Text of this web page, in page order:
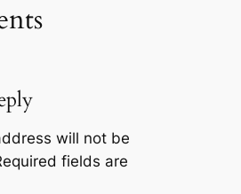
will not be
fields are